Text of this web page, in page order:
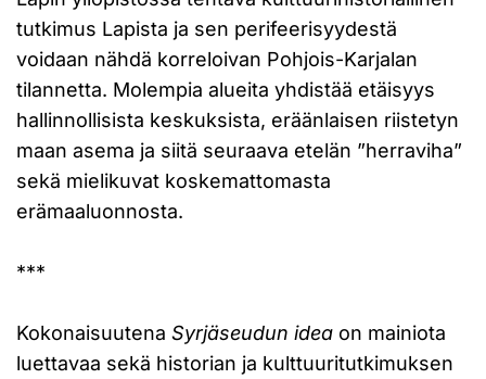
tutkimus Lapista ja sen perifeerisyydestä
voidaan nähdä korreloivan Pohjois-Karjalan
tilannetta. Molempia alueita yhdistää etäisyys
hallinnollisista keskuksista, eräänlaisen riistetyn
maan asema ja siitä seuraava etelän ”herraviha”
sekä mielikuvat koskemattomasta
erämaaluonnosta.
***
Kokonaisuutena Syrjäseudun idea on mainiota
luettavaa sekä historian ja kulttuuritutkimuksen